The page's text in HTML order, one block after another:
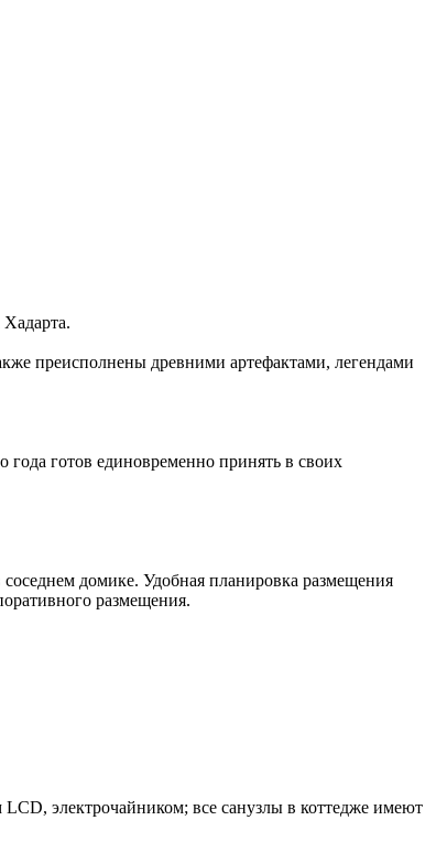
преисполнены древними артефактами, легендами
готов единовременно принять в своих
домике. Удобная планировка размещения
размещения.
электрочайником; все санузлы в коттедже имеют